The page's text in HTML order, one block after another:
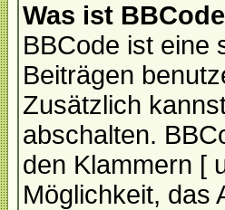
Was ist
BBCode ist eine
Beiträgen
Zusätzlich
abschalten.
den Klammern [
Möglichkeit, das